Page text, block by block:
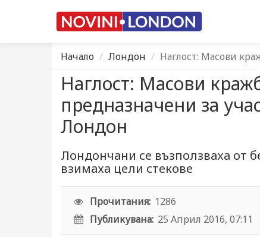
Начало Лондон Наглост: Масови
Наглост: Масови
предназначени за
Лондон
Лондончани се възползваха от
взимаха цели стекове
Прочитания: 1286
Публикувана: 25 Април 2016, 07:11